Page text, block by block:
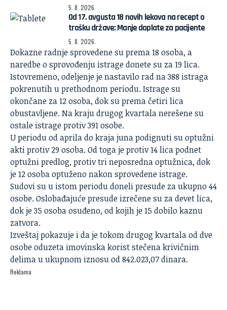
5. 8. 2026.
Od 17. avgusta 18 novih lekova na recept o
trošku države: Manje doplate za pacijente
5. 8. 2026.
Dokazne radnje sprovedene su prema 18 osoba, a
naredbe o sprovođenju istrage donete su za 19 lica.
Istovremeno, odeljenje je nastavilo rad na 388 istraga
pokrenutih u prethodnom periodu. Istrage su
okončane za 12 osoba, dok su prema četiri lica
obustavljene. Na kraju drugog kvartala nerešene su
ostale istrage protiv 391 osobe.
U periodu od aprila do kraja juna podignuti su optužni
akti protiv 29 osoba. Od toga je protiv 14 lica podnet
optužni predlog, protiv tri neposredna optužnica, dok
je 12 osoba optuženo nakon sprovedene istrage.
Sudovi su u istom periodu doneli presude za ukupno 44
osobe. Oslobađajuće presude izrečene su za devet lica,
dok je 35 osoba osuđeno, od kojih je 15 dobilo kaznu
zatvora.
Izveštaj pokazuje i da je tokom drugog kvartala od dve
osobe oduzeta imovinska korist stečena krivičnim
delima u ukupnom iznosu od 842.023,07 dinara.
Reklama